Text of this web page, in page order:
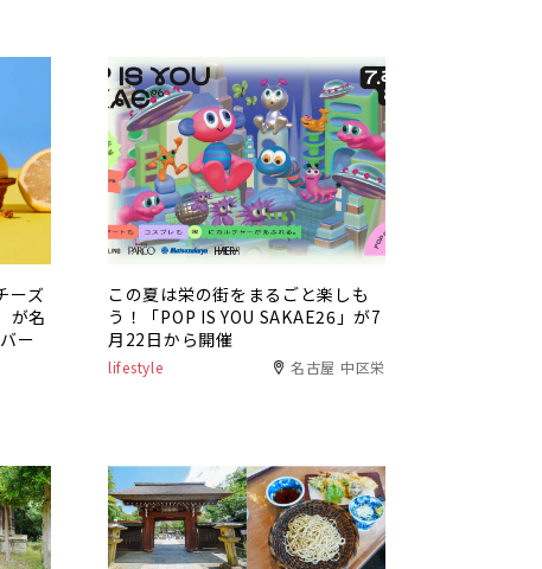
ーズ
が名
ー
この夏は栄の街をまるごと楽しも
う！「POP IS YOU SAKAE26」が7
月22日から開催
lifestyle 名古屋 中区栄